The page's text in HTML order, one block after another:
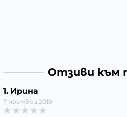
Отзиви към
1. Ирина
7 ноември 2019